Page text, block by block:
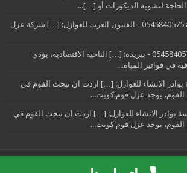
لتشويه الديكورات أو […]...
عزل فوم بالمدينة المنورة 0545840575 - الفنيون العرب للعوازل: […] شركة عزل
كشف تسربات المياه - 0545840575 - ببريده: […] الناحية الاقتصادية، يؤدي
في فواتير المياه...
الانشاء للعوازل: […] اردت ان تبحث الفوم في
الفوم، يوجد عزل فوم كويت...
بوادر الانشاء للعوازل: […] اردت ان تبحث الفوم في
الفوم، يوجد عزل فوم كويت...
العرب